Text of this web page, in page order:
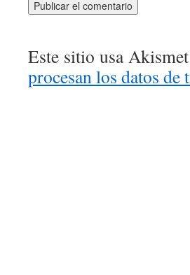
Este sitio usa
procesan los datos de